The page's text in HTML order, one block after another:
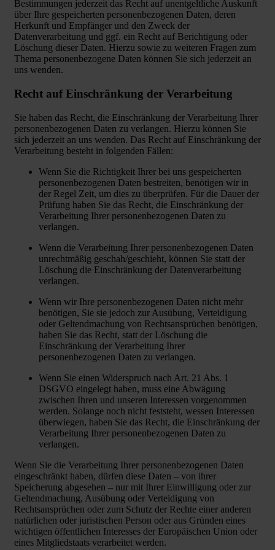
Bestimmungen jederzeit das Recht auf unentgeltliche Auskunft
über Ihre gespeicherten personenbezogenen Daten, deren
Herkunft und Empfänger und den Zweck der
Datenverarbeitung und ggf. ein Recht auf Berichtigung oder
Löschung dieser Daten. Hierzu sowie zu weiteren Fragen zum
Thema personenbezogene Daten können Sie sich jederzeit an
uns wenden.
Recht auf Einschränkung der Verarbeitung
Sie haben das Recht, die Einschränkung der Verarbeitung Ihrer
personenbezogenen Daten zu verlangen. Hierzu können Sie
sich jederzeit an uns wenden. Das Recht auf Einschränkung der
Verarbeitung besteht in folgenden Fällen:
Wenn Sie die Richtigkeit Ihrer bei uns gespeicherten
personenbezogenen Daten bestreiten, benötigen wir in
der Regel Zeit, um dies zu überprüfen. Für die Dauer der
Prüfung haben Sie das Recht, die Einschränkung der
Verarbeitung Ihrer personenbezogenen Daten zu
verlangen.
Wenn die Verarbeitung Ihrer personenbezogenen Daten
unrechtmäßig geschah/geschieht, können Sie statt der
Löschung die Einschränkung der Datenverarbeitung
verlangen.
Wenn wir Ihre personenbezogenen Daten nicht mehr
benötigen, Sie sie jedoch zur Ausübung, Verteidigung
oder Geltendmachung von Rechtsansprüchen benötigen,
haben Sie das Recht, statt der Löschung die
Einschränkung der Verarbeitung Ihrer
personenbezogenen Daten zu verlangen.
Wenn Sie einen Widerspruch nach Art. 21 Abs. 1
DSGVO eingelegt haben, muss eine Abwägung
zwischen Ihren und unseren Interessen vorgenommen
werden. Solange noch nicht feststeht, wessen Interessen
überwiegen, haben Sie das Recht, die Einschränkung der
Verarbeitung Ihrer personenbezogenen Daten zu
verlangen.
Wenn Sie die Verarbeitung Ihrer personenbezogenen Daten
eingeschränkt haben, dürfen diese Daten – von ihrer
Speicherung abgesehen – nur mit Ihrer Einwilligung oder zur
Geltendmachung, Ausübung oder Verteidigung von
Rechtsansprüchen oder zum Schutz der Rechte einer anderen
natürlichen oder juristischen Person oder aus Gründen eines
wichtigen öffentlichen Interesses der Europäischen Union oder
eines Mitgliedstaats verarbeitet werden.